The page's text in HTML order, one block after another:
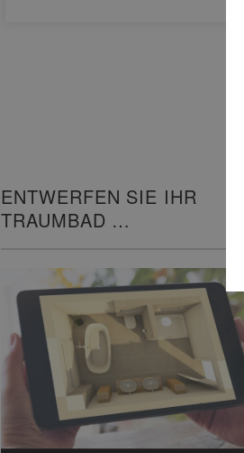
ENTWERFEN SIE IHR
TRAUMBAD